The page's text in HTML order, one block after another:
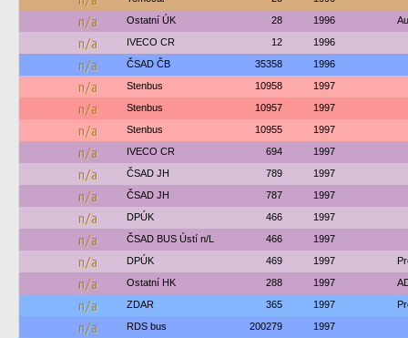
n/a Ostatní ÚK 28 1996
n/a IVECO CR 12 1996
n/a ČSAD ČB 35358 1996
n/a Stenbus 10958 1997
n/a Stenbus 10957 1997
n/a Stenbus 10955 1997
n/a IVECO CR 694 1997
n/a ČSAD JH 789 1997
n/a ČSAD JH 787 1997
n/a DPÚK 466 1997
n/a ČSAD BUS Ústí n/L 466 1997
n/a DPÚK 469 1997
n/a Ostatní HK 288 1997
n/a ZDAR 365 1997
n/a RDS bus 200279 1997